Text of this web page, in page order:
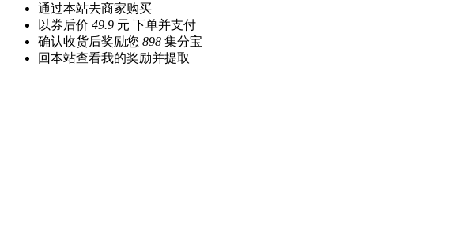
通过本站去商家购买
以券后价 49.9 元 下单并支付
确认收货后奖励您 898 集分宝
回本站查看我的奖励并提取